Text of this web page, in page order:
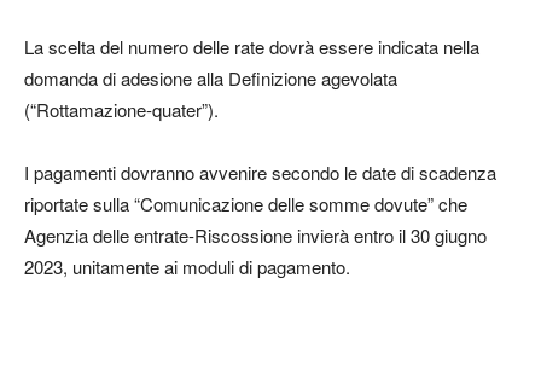
La scelta del numero delle rate dovrà essere indicata nella
domanda di adesione alla Definizione agevolata
(“Rottamazione-quater”).
I pagamenti dovranno avvenire secondo le date di scadenza
riportate sulla “Comunicazione delle somme dovute” che
Agenzia delle entrate-Riscossione invierà entro il 30 giugno
2023, unitamente ai moduli di pagamento.